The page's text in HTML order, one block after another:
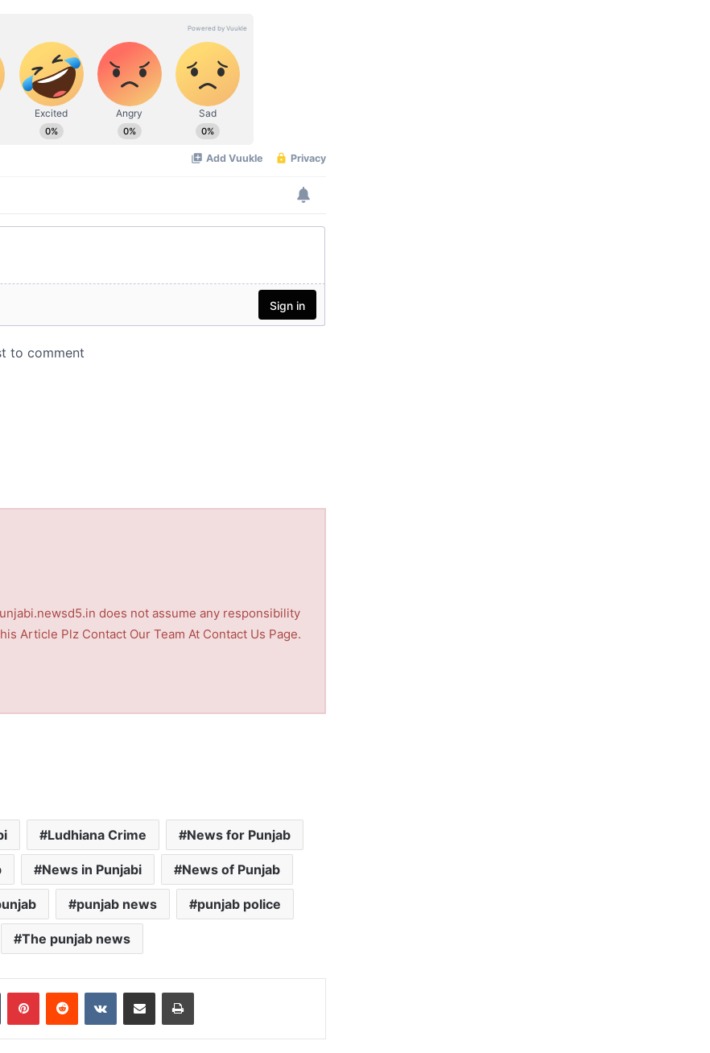
does not assume any responsibility
Article Plz Contact Our Team At Contact Us Page.
Ludhiana Crime News for Punjab
News in Punjabi News of Punjab
punjab news punjab police
The punjab news